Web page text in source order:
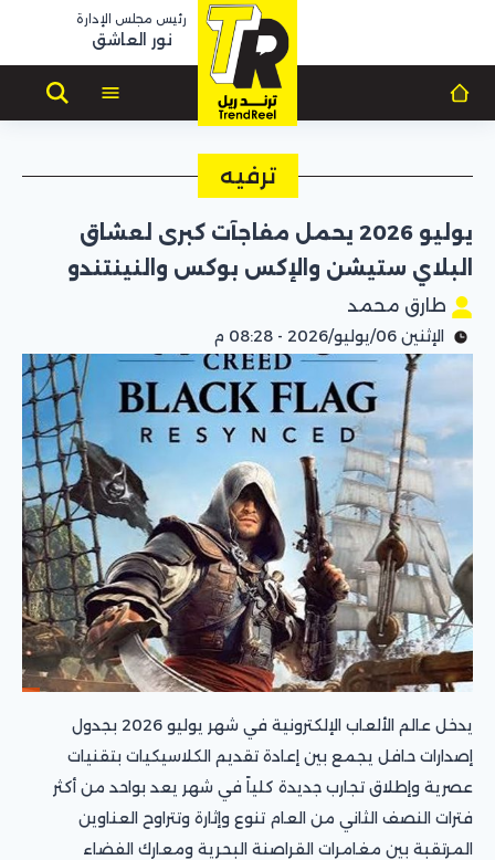
رئيس مجلس الإدارة
نور العاشق
ترفيه
يوليو 2026 يحمل مفاجآت كبرى لعشاق
البلاي ستيشن والإكس بوكس والنينتندو
طارق محمد
الإثنين 06/يوليو/2026 - 08:28 م
يدخل عالم الألعاب الإلكترونية في شهر يوليو 2026 بجدول
إصدارات حافل يجمع بين إعادة تقديم الكلاسيكيات بتقنيات
عصرية وإطلاق تجارب جديدة كلياً في شهر يعد بواحد من أكثر
فترات النصف الثاني من العام تنوع وإثارة وتتراوح العناوين
المرتقبة بين مغامرات القراصنة البحرية ومعارك الفضاء